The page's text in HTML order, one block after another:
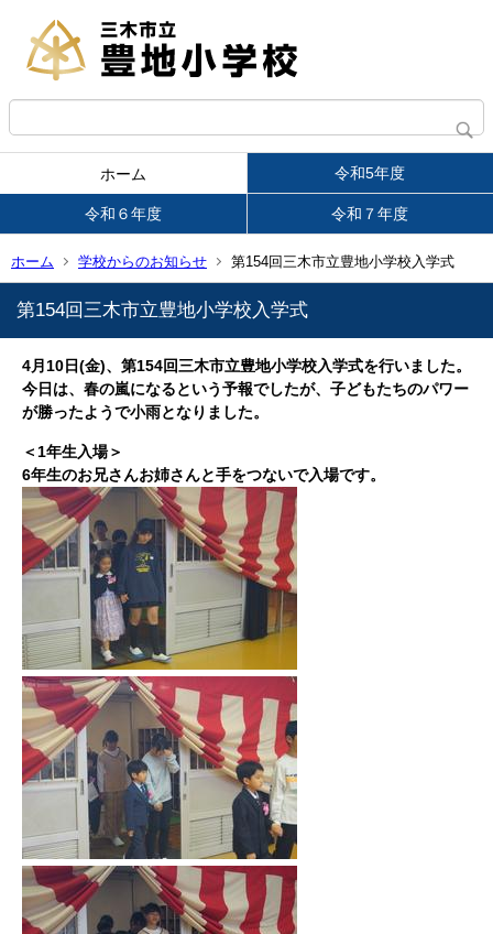
ホーム 令和5年度
令和６年度 令和７年度
ホーム 学校からのお知らせ 第154回三木市立豊地小学校入学式
第154回三木市立豊地小学校入学式
4月10日(金)、第154回三木市立豊地小学校入学式を行いました。
今日は、春の嵐になるという予報でしたが、子どもたちのパワー
が勝ったようで小雨となりました。
＜1年生入場＞
6年生のお兄さんお姉さんと手をつないで入場です。